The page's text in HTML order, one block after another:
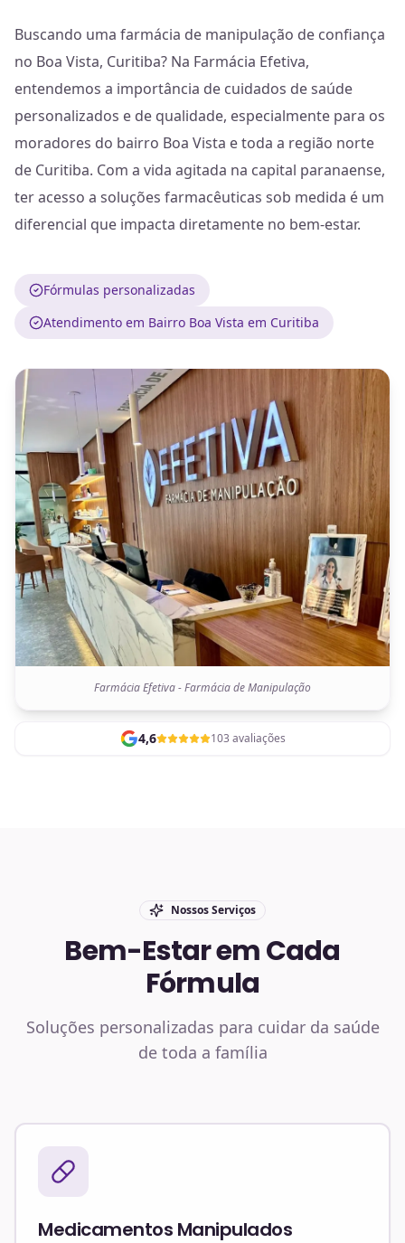
Buscando uma farmácia de manipulação de confiança
no Boa Vista, Curitiba? Na Farmácia Efetiva,
entendemos a importância de cuidados de saúde
personalizados e de qualidade, especialmente para os
moradores do bairro Boa Vista e toda a região norte
de Curitiba. Com a vida agitada na capital paranaense,
ter acesso a soluções farmacêuticas sob medida é um
diferencial que impacta diretamente no bem-estar.
Fórmulas personalizadas
Atendimento em Bairro Boa Vista em Curitiba
Farmácia Efetiva - Farmácia de Manipulação
4,6 103 avaliações
Nossos Serviços
Bem-Estar em Cada
Fórmula
Soluções personalizadas para cuidar da saúde
de toda a família
Medicamentos Manipulados